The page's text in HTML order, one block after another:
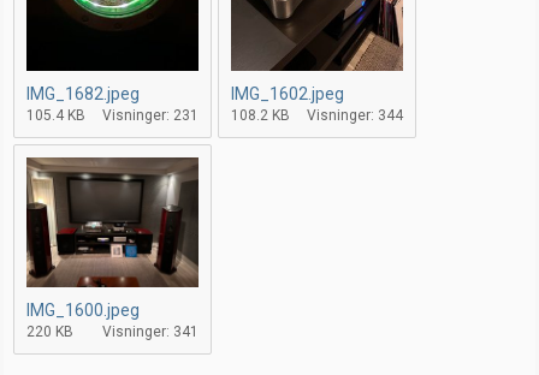
IMG_1682.jpeg
105.4 KB Visninger: 231
IMG_1602.jpeg
108.2 KB Visninger: 344
IMG_1600.jpeg
220 KB Visninger: 341